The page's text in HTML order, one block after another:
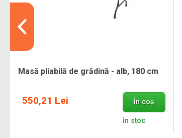
Masă pliabilă de grădină - alb, 180 cm
550,21 Lei În coș
în stoc